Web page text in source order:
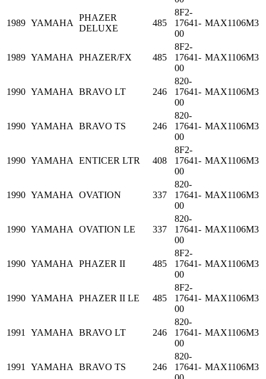
1989 YAMAHA
PHAZER
DELUXE
485
8F2-
17641-
00
MAX1106M3
1989 YAMAHA PHAZER/FX 485
8F2-
17641-
00
MAX1106M3
1990 YAMAHA BRAVO LT 246
820-
17641-
00
MAX1106M3
1990 YAMAHA BRAVO TS 246
820-
17641-
00
MAX1106M3
1990 YAMAHA ENTICER LTR 408
8F2-
17641-
00
MAX1106M3
1990 YAMAHA OVATION 337
820-
17641-
00
MAX1106M3
1990 YAMAHA OVATION LE 337
820-
17641-
00
MAX1106M3
1990 YAMAHA PHAZER II 485
8F2-
17641-
00
MAX1106M3
1990 YAMAHA PHAZER II LE 485
8F2-
17641-
00
MAX1106M3
1991 YAMAHA BRAVO LT 246
820-
17641-
00
MAX1106M3
1991 YAMAHA BRAVO TS 246
820-
17641- MAX1106M3